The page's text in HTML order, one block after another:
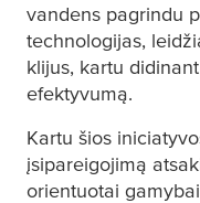
vandens pagrindu
technologijas,
klijus, kartu
efektyvumą.
Kartu šios
įsipareigojimą
orientuotai